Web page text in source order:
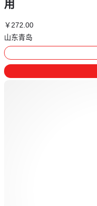
用
￥272.00
山东青岛